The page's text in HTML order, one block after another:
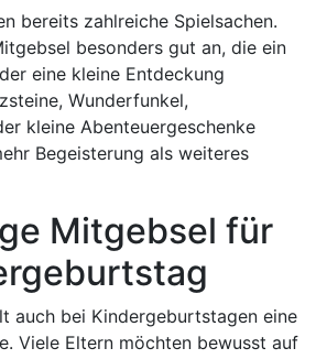
bereits zahlreiche Spielsachen.
besonders gut an, die ein
eine kleine Entdeckung
Wunderfunkel,
kleine Abenteuergeschenke
Begeisterung als weiteres
Mitgebsel für
auch bei Kindergeburtstagen eine
Viele Eltern möchten bewusst auf